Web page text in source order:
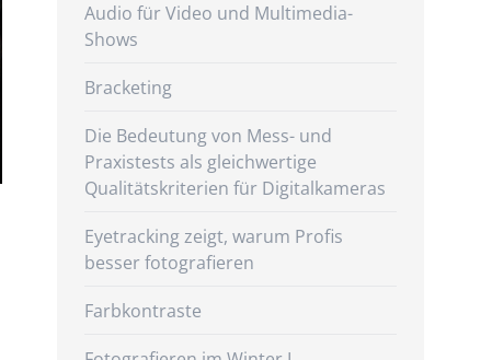
Audio für Video und Multimedia-
Shows
Bracketing
Die Bedeutung von Mess- und
Praxistests als gleichwertige
Qualitätskriterien für Digitalkameras
Eyetracking zeigt, warum Profis
besser fotografieren
Farbkontraste